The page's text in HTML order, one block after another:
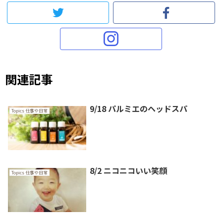
関連記事
Topics 仕事や日常 9/18 パルミエのヘッドスパ
Topics 仕事や日常 8/2 ニコニコいい笑顔